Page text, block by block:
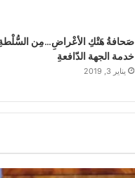
صَحافةُ هَتْكِ الأعْراضِ…مِن السُّلْطةِ
خدمة الجهة الدّافعةِ
يناير 3, 2019